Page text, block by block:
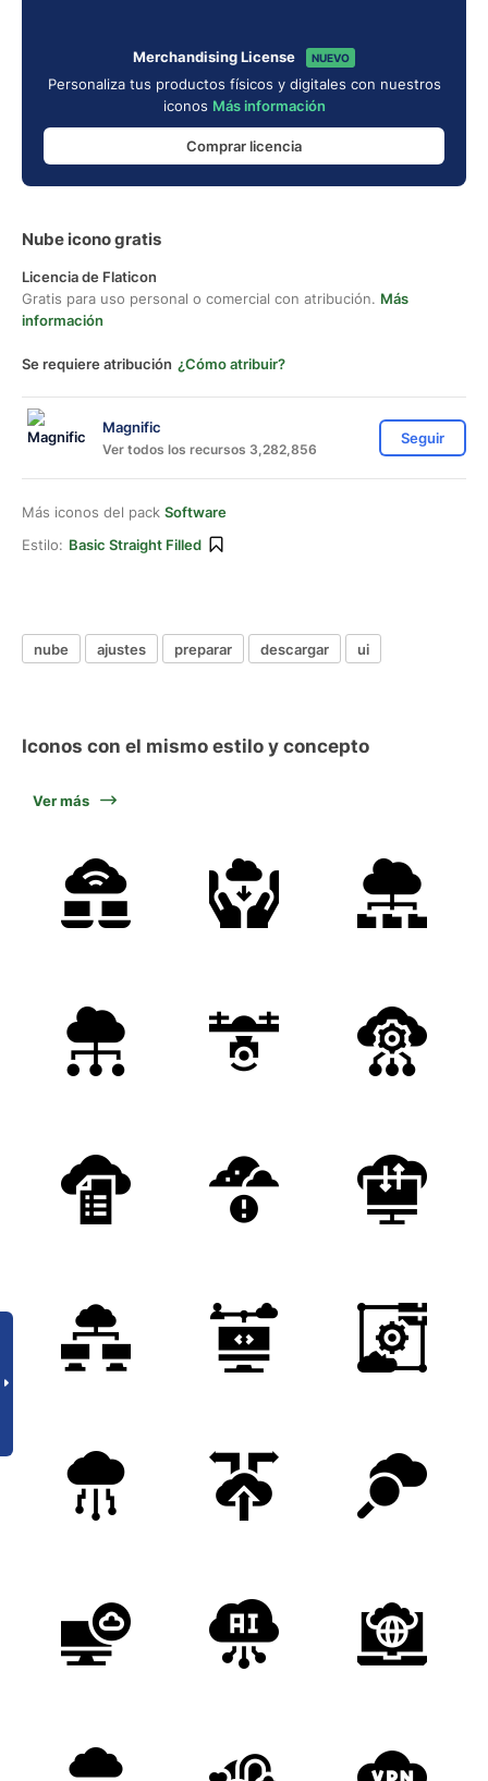
Merchandising License NUEVO
Personaliza tus productos físicos y digitales con nuestros
iconos Más información
Comprar licencia
Nube icono gratis
Licencia de Flaticon
Gratis para uso personal o comercial con atribución. Más
información
Se requiere atribución ¿Cómo atribuir?
Magnific
Ver todos los recursos 3,282,856
Seguir
Más iconos del pack Software
Estilo: Basic Straight Filled
nube ajustes preparar descargar ui
Iconos con el mismo estilo y concepto
Ver más